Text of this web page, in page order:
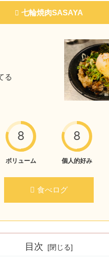
七輪焼肉SASAYA
る
8
ボリューム
8
個人的好み
食べログ
目次